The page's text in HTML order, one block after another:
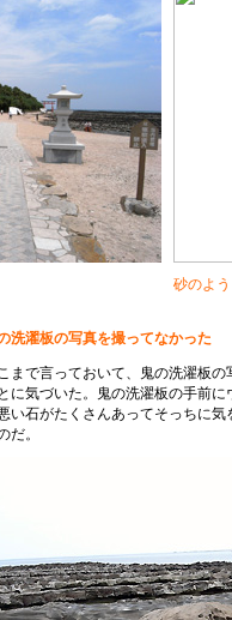
砂のよ
洗濯板の写真を撮ってなかった
まで言っておいて、鬼の洗濯板の
に気づいた。鬼の洗濯板の手前に
い石がたくさんあってそっちに気
だ。